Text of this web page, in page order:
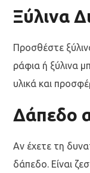
Ξύλινα
Προσθέστε
ράφια ή ξύλινα
υλικά και
Δάπεδο
Αν έχετε τη
δάπεδο. Είναι